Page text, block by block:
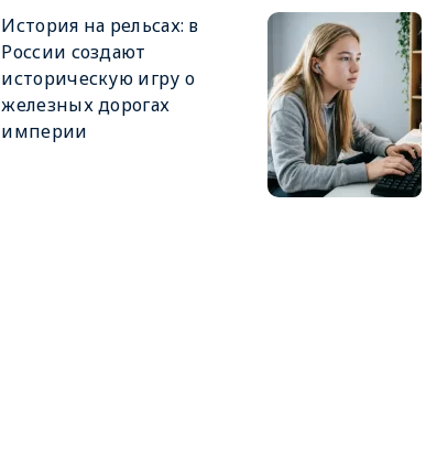
История на рельсах: в
России создают
историческую игру о
железных дорогах
империи